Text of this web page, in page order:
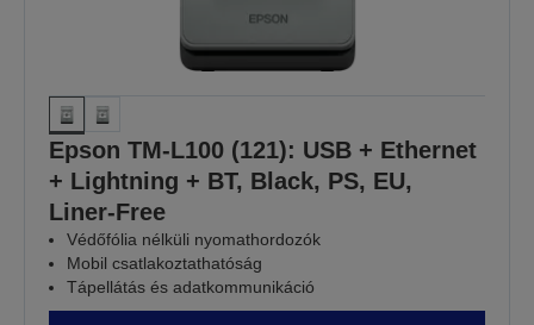
Epson TM-L100 (121): USB + Ethernet
+ Lightning + BT, Black, PS, EU,
Liner-Free
Védőfólia nélküli nyomathordozók
Mobil csatlakoztathatóság
Tápellátás és adatkommunikáció